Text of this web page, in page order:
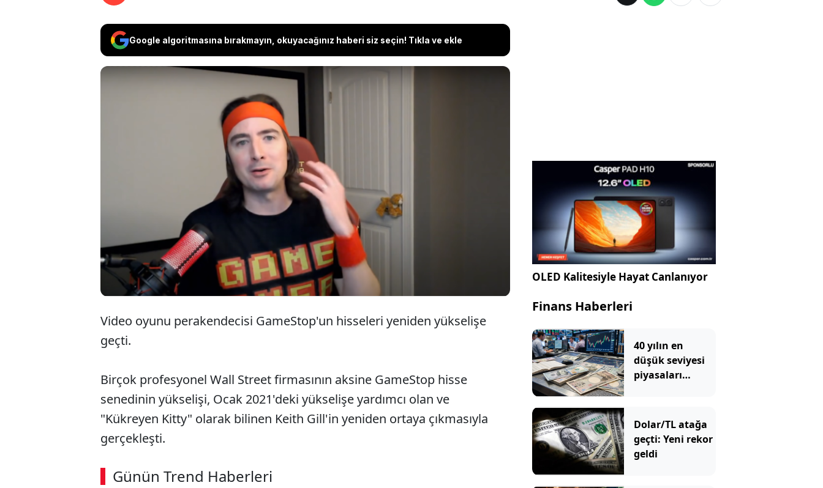
Google algoritmasına bırakmayın, okuyacağınız haberi siz seçin! Tıkla ve ekle
2021'in başlarında GameStop çılgınlığını körükleyen ünlü
fenomen Keith Gill sessizliğini bozdu. Gill'in
paylaşımlarının ardından GameStop, AMC gibi şirketlerin
hisseleri fırladı.
Video oyunu perakendecisi GameStop'un hisseleri yeniden yükselişe
geçti.
Birçok profesyonel Wall Street firmasının aksine GameStop hisse
senedinin yükselişi, Ocak 2021'deki yükselişe yardımcı olan ve
"Kükreyen Kitty" olarak bilinen Keith Gill'in yeniden ortaya çıkmasıyla
gerçekleşti.
Günün Trend Haberleri
OLED Kalitesiyle Hayat Canlanıyor
Finans Haberleri
40 yılın en
düşük seviyesi
piyasaları
daha
göremeyeceğiz"
Dolar/TL atağa
geçti: Yeni rekor
geldi